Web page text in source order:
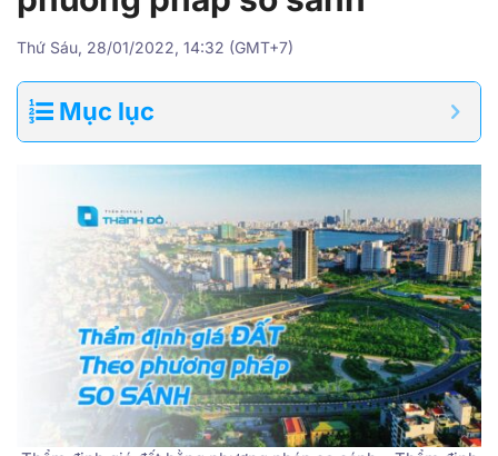
Thứ Sáu, 28/01/2022, 14:32 (GMT+7)
Mục lục